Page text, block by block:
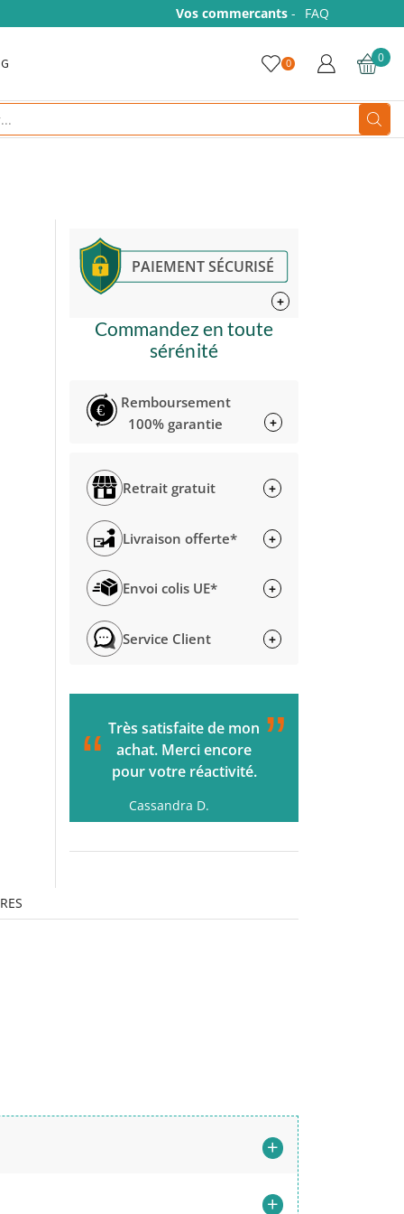
Vos commercants- FAQ
0 0
PAIEMENT SÉCURISÉ
+
Commandez en toute
sérénité
€
Remboursement
100% garantie
+
Retrait gratuit +
Livraison offerte* +
Envoi colis UE* +
Service Client +
“
C'était parfait de la
commande à la
livraison. Je
recommande !
Gérard H.
”
+
+